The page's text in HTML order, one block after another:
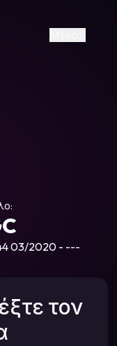
us on Viber
03/2020 - ---
τον